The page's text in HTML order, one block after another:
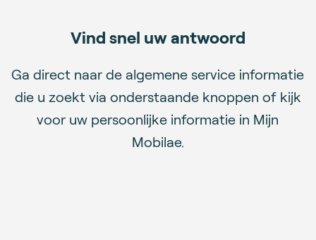
Vind snel uw antwoord
Ga direct naar de algemene service informatie
die u zoekt via onderstaande knoppen of kijk
voor uw persoonlijke informatie in Mijn
Mobilae.